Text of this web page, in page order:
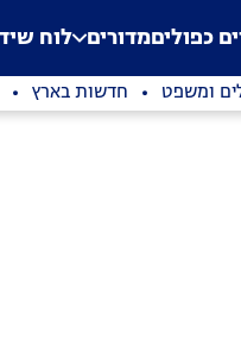
Application error: a
. כפוליםמדורים לוח
ומשפט חדשות בארץ